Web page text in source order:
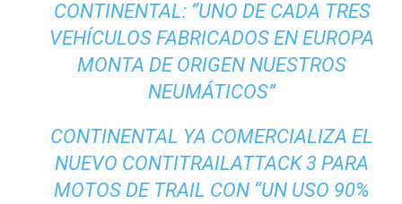
CONTINENTAL: “UNO DE CADA TRES
VEHÍCULOS FABRICADOS EN EUROPA
MONTA DE ORIGEN NUESTROS
NEUMÁTICOS”
CONTINENTAL YA COMERCIALIZA EL
NUEVO CONTITRAILATTACK 3 PARA
MOTOS DE TRAIL CON “UN USO 90%